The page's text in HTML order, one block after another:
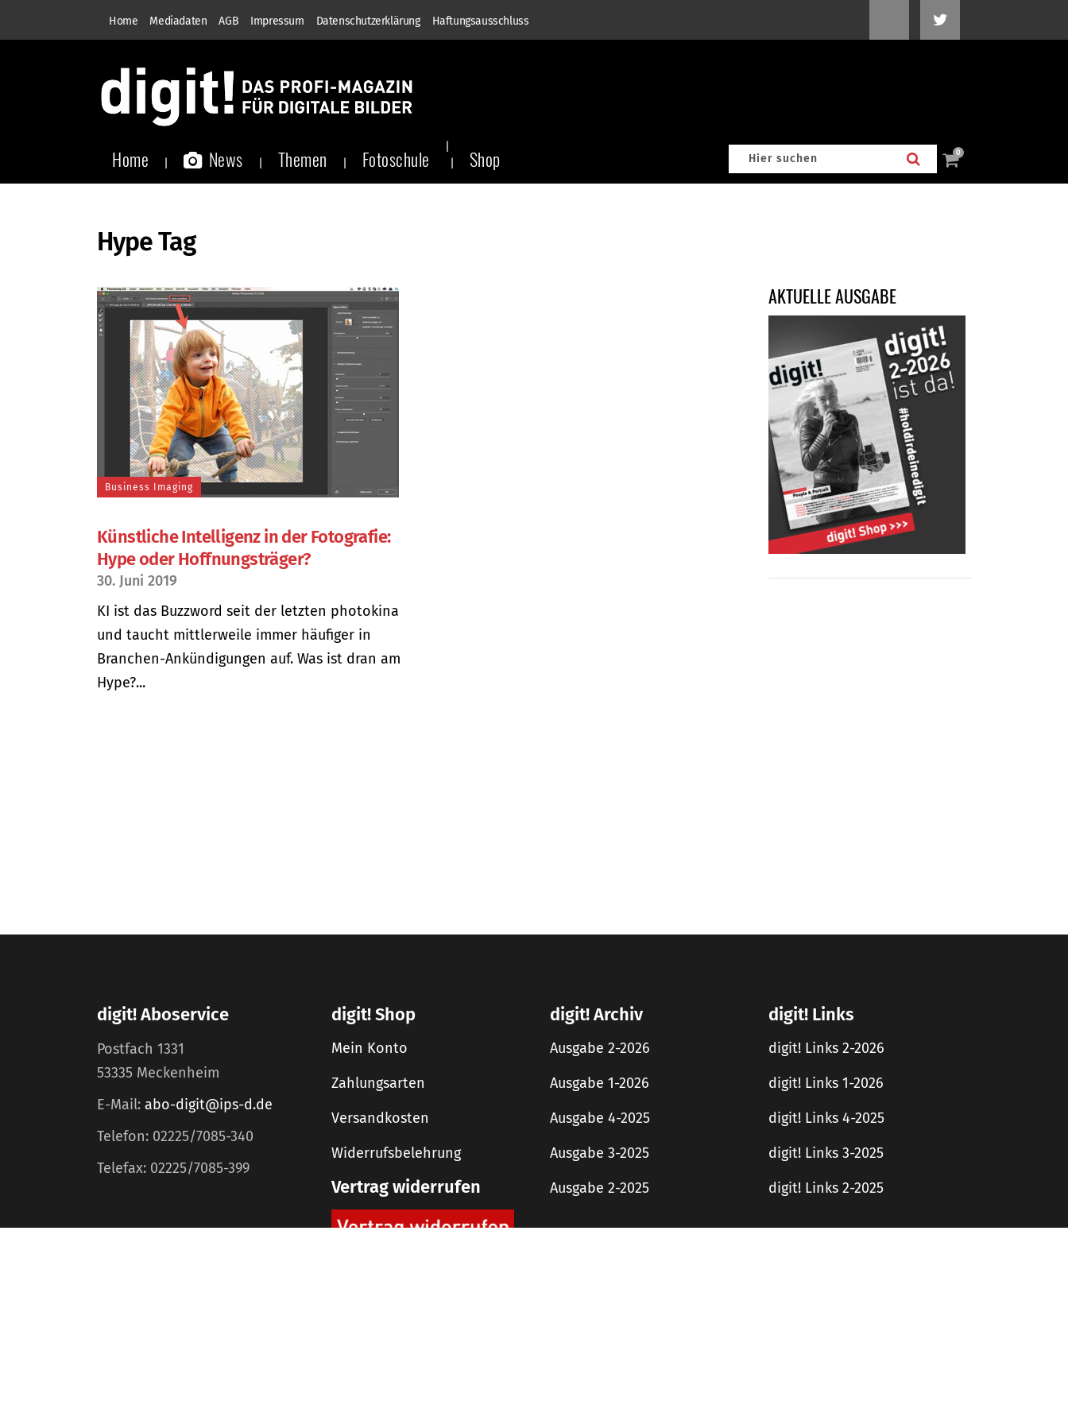
Home Mediadaten AGB Impressum Datenschutzerklärung Haftungsausschluss
Home News Themen Fotoschule Shop 0
Hype Tag
Business Imaging
Künstliche Intelligenz in der Fotografie:
Hype oder Hoffnungsträger?
30. Juni 2019
KI ist das Buzzword seit der letzten photokina
und taucht mittlerweile immer häufiger in
Branchen-Ankündigungen auf. Was ist dran am
Hype?...
AKTUELLE AUSGABE
digit! Aboservice
Postfach 1331
53335 Meckenheim
E-Mail: abo-digit@ips-d.de
Telefon: 02225/7085-340
Telefax: 02225/7085-399
digit! Shop
Mein Konto
Zahlungsarten
Versandkosten
Widerrufsbelehrung
Vertrag widerrufen
digit! Archiv
Ausgabe 2-2026
Ausgabe 1-2026
Ausgabe 4-2025
Ausgabe 3-2025
Ausgabe 2-2025
digit! Links
digit! Links 2-2026
digit! Links 1-2026
digit! Links 4-2025
digit! Links 3-2025
digit! Links 2-2025